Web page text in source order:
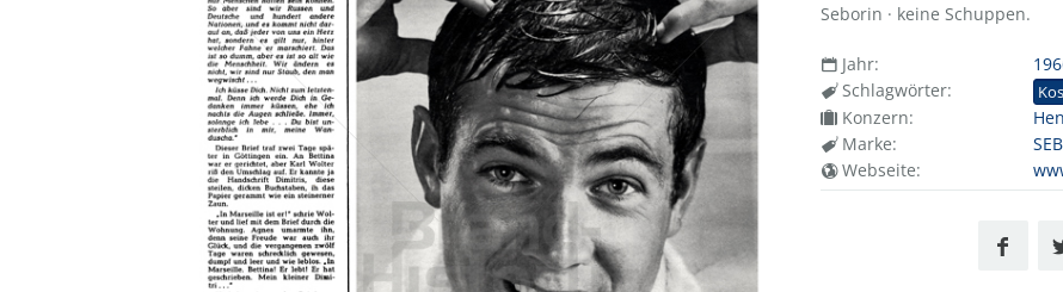
Konzerne
Epoche
Seborin · keine Schuppen.
Jahr:
Schlagwörter:
Konzern:
Marke:
Webseite: